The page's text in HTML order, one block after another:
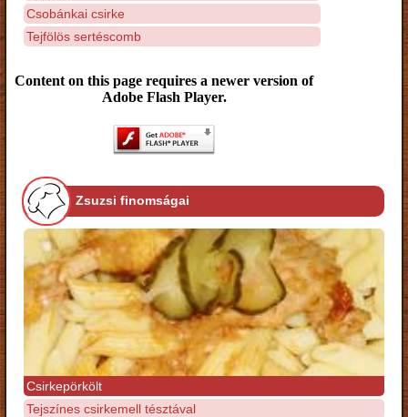
Csobánkai csirke
Tejfölös sertéscomb
Content on this page requires a newer version of
Adobe Flash Player.
Zsuzsi finomságai
Csirkepörkölt
Tejszínes csirkemell tésztával